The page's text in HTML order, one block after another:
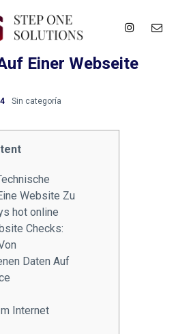
Einer Webseite
Sin categoría
Website Zu
hot online
Checks:
Daten Auf
Internet